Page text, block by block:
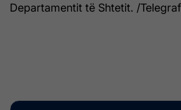
Departamentit të Shtetit. /